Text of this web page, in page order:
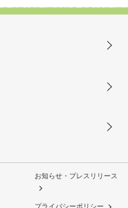
お知らせ・プレスリリース
プライバシーポリシー